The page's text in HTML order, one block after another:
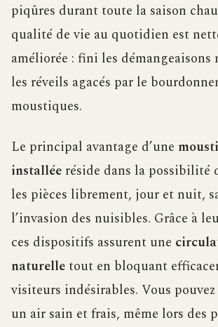
piqûres durant toute la saison
qualité de vie au quotidien est
améliorée : fini les démangeaisons
les réveils agacés par le
moustiques.
Le principal avantage d’une
installée réside dans la possibilité
les pièces librement, jour et nuit,
l’invasion des nuisibles. Grâce à
ces dispositifs assurent une
naturelletout en bloquant
visiteurs indésirables. Vous
un air sain et frais, même lors des